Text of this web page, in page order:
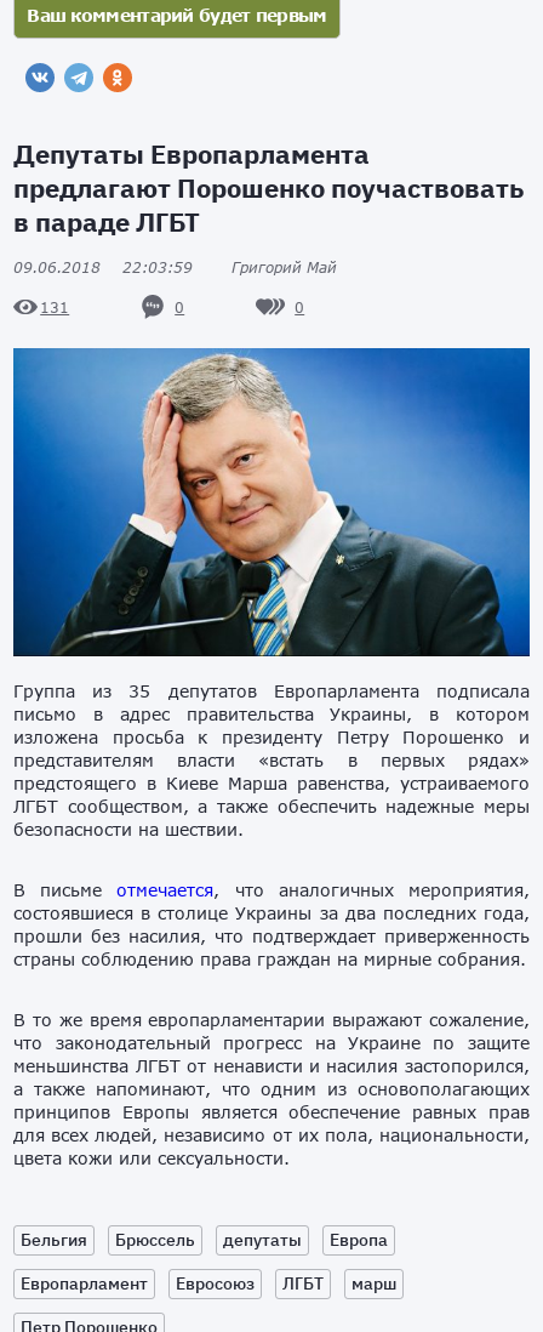
Депутаты Европарламента
предлагают Порошенко поучаствовать
в параде ЛГБТ
09.06.2018 22:03:59 Григорий Май
131 0 0
Группа из 35 депутатов Европарламента подписала
письмо в адрес правительства Украины, в котором
изложена просьба к президенту Петру Порошенко и
представителям власти «встать в первых рядах»
предстоящего в Киеве Марша равенства, устраиваемого
ЛГБТ сообществом, а также обеспечить надежные меры
безопасности на шествии.
В письмеотмечается, что аналогичных мероприятия,
состоявшиеся в столице Украины за два последних года,
прошли без насилия, что подтверждает приверженность
страны соблюдению права граждан на мирные собрания.
В то же время европарламентарии выражают сожаление,
что законодательный прогресс на Украине по защите
меньшинства ЛГБТ от ненависти и насилия застопорился,
а также напоминают, что одним из основополагающих
принципов Европы является обеспечение равных прав
для всех людей, независимо от их пола, национальности,
цвета кожи или сексуальности.
Бельгия Брюссель депутаты
Европа
Европарламент
Евросоюз ЛГБТ
марш
Петр Порошенко